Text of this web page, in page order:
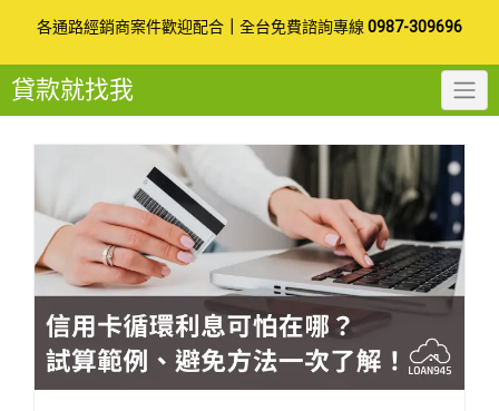
to
content
各通路經銷商案件歡迎配合 全台免費諮詢專線 0987-309696
貸款就找我